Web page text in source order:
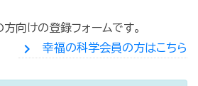
向けの登録フォームです。
chevron_right 幸福の科学会員の方はこちら